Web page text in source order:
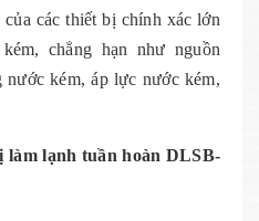
các thiết bị chính xác lớn
chẳng hạn như nguồn
kém, áp lực nước kém,
làm lạnh tuần hoàn DLSB-